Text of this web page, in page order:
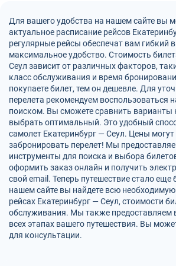
Для вашего удобства на нашем сайте вы
актуальное расписание рейсов
регулярные рейсы обеспечат вам гибкий
максимальное удобство. Стоимость
Сеул зависит от различных факторов,
класс обслуживания и время
покупаете билет, тем он дешевле. Для
перелета рекомендуем воспользоваться
поиском. Вы сможете сравнить варианты
выбрать оптимальный. Это удобный
самолет Екатеринбург — Сеул. Цены могут
забронировать перелет! Мы
инструменты для поиска и выбора
оформить заказ онлайн и получить
свой email. Теперь путешествие стало
нашем сайте вы найдете всю
рейсах Екатеринбург — Сеул, стоимости
обслуживания. Мы также предоставляем
всех этапах вашего путешествия. Вы
для консультации.